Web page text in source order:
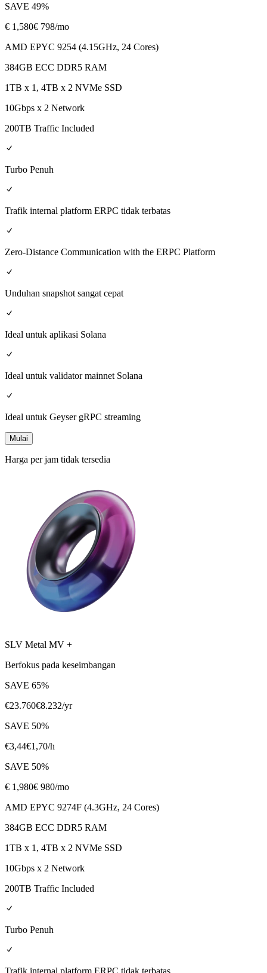
SAVE 49%
€ 1,580€ 798/mo
AMD EPYC 9254 (4.15GHz, 24 Cores)
384GB ECC DDR5 RAM
1TB x 1, 4TB x 2 NVMe SSD
10Gbps x 2 Network
200TB Traffic Included
Turbo Penuh
Trafik internal platform ERPC tidak terbatas
Zero-Distance Communication with the ERPC Platform
Unduhan snapshot sangat cepat
Ideal untuk aplikasi Solana
Ideal untuk validator mainnet Solana
Ideal untuk Geyser gRPC streaming
Mulai
Harga per jam tidak tersedia
SLV Metal MV +
Berfokus pada keseimbangan
SAVE 65%
€23.760€8.232/yr
SAVE 50%
€3,44€1,70/h
SAVE 50%
€ 1,980€ 980/mo
AMD EPYC 9274F (4.3GHz, 24 Cores)
384GB ECC DDR5 RAM
1TB x 1, 4TB x 2 NVMe SSD
10Gbps x 2 Network
200TB Traffic Included
Turbo Penuh